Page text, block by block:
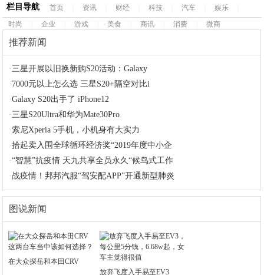
栏目导航 首页 资讯 财经 科技 汽车 娱乐
时尚
企业 游戏 美食 商讯 消费 微商
推荐新闻
·三星开展以旧换新购S20活动：Galaxy
· 7000元以上怎么选 三星S20+隔空对比i
·Galaxy S20出手了 iPhone12
·三星S20Ultra和华为Mate30Pro
·索尼Xperia 5手机，小机身有大实力
·拾起卖入围全球循环经济奖“2019年度中小企
·“智慧”抗疫情 天九共享全员永久“候鸟式工作
·战疫情！邦邦汽服“驾安配APP”开通新型肺炎
图说新闻
在大众探岳和本田CRV
放弃飞度入手易至EV3